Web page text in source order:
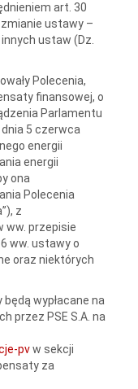
art. 30
ustawy –
ustaw (Dz.
Polecenia,
finansowej, o
Parlamentu
dnia 5 czerwca
energii
energii
ona
Polecenia
z
ww. przepisie
ww. ustawy o
oraz niektórych
wypłacane na
przez PSE S.A. na
pvw sekcji
za